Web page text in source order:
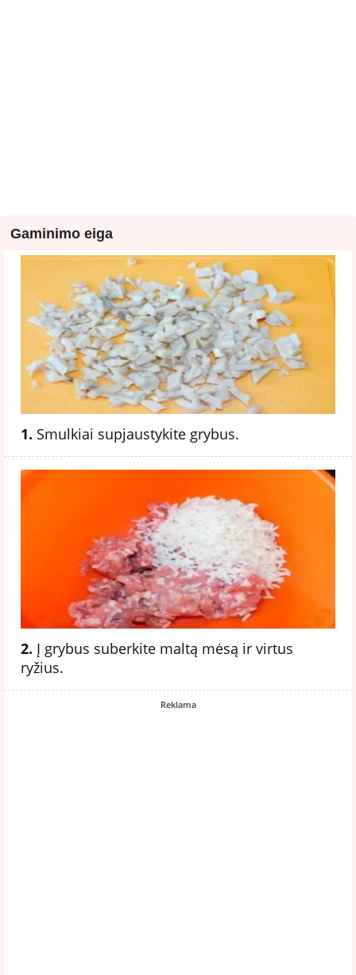
Gaminimo eiga
1. Smulkiai supjaustykite grybus.
2. Į grybus suberkite maltą mėsą ir virtus
ryžius.
Reklama